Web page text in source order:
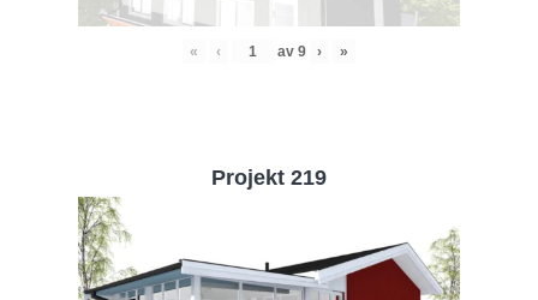
« ‹ av 9 › »
Projekt 219